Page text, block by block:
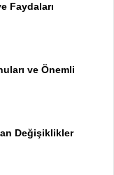
Faydaları
ve Önemli
Değişiklikler